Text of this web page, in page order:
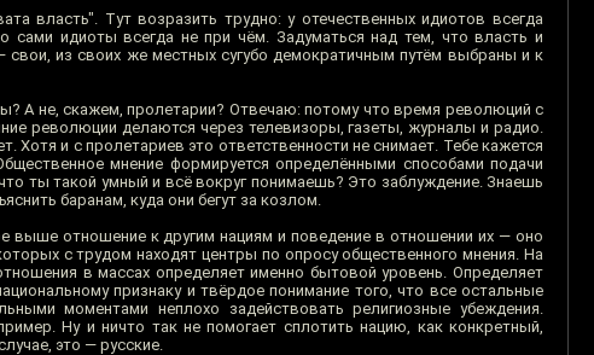
власть". Тут возразить трудно: у отечественных идиотов всегда
сами идиоты всегда не при чём. Задуматься над тем, что власть и
из своих же местных сугубо демократичным путём выбраны и к
А не, скажем, пролетарии? Отвечаю: потому что время революций с
революции делаются через телевизоры, газеты, журналы и радио.
Хотя и с пролетариев это ответственности не снимает. Тебе кажется
мнение формируется определёнными способами подачи
ты такой умный и всё вокруг понимаешь? Это заблуждение. Знаешь
баранам, куда они бегут за козлом.
выше отношение к другим нациям и поведение в отношении их — оно
с трудом находят центры по опросу общественного мнения. На
в массах определяет именно бытовой уровень. Определяет
признаку и твёрдое понимание того, что все остальные
моментами неплохо задействовать религиозные убеждения.
Ну и ничто так не помогает сплотить нацию, как конкретный,
это — русские.